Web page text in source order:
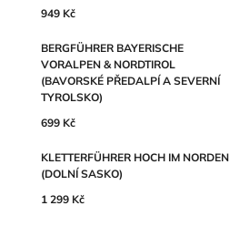
949 Kč
BERGFÜHRER BAYERISCHE
VORALPEN & NORDTIROL
(BAVORSKÉ PŘEDALPÍ A SEVERNÍ
TYROLSKO)
699 Kč
KLETTERFÜHRER HOCH IM NORDEN
(DOLNÍ SASKO)
1 299 Kč